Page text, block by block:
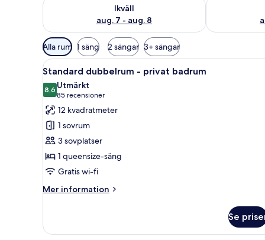
Ikväll
aug. 7 - aug. 8
Tillgängliga
filter
för
rum
Alla rum 1 säng 2 sängar 3+ sängar
Öppna
alla
foton
för
Standard
dubbelrum
-
privat
badrum
En trappa med ett träräcke
5
Standard dubbelrum - privat badrum
8,68,6 av 10
Utmärkt
85 recensioner
(85 recensioner)
12 kvadratmeter
1 sovrum
3 sovplatser
1 queensize-säng
Gratis wi-fi
Mer information
Mer
dubbelrum
Se